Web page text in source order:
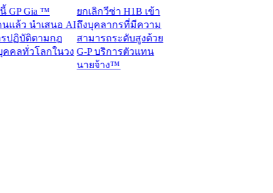
Gia ™
นำเสนอ AI
ติตามกฎ
ทั่วโลกในวง
ยกเลิกวีซ่า H1B เข้า
ถึงบุคลากรที่มีความ
สามารถระดับสูงด้วย
G-P บริการตัวแทน
นายจ้าง™​​